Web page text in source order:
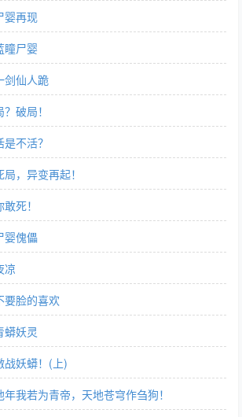
婴再现
瞳尸婴
剑仙人跪
破局！
不活？
，异变再起！
死！
婴傀儡
凉
要脸的喜欢
蟒妖灵
战妖蟒！(上)
我若为青帝，天地苍穹作刍狗！